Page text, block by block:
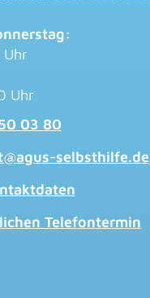
Uhr
03 80
selbsthilfe.de
Telefontermin